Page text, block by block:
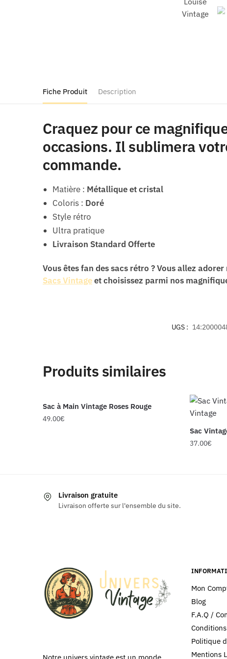
Fiche Produit Description
Craquez pour ce
occasions. Il sublimera
commande.
Matière : Métallique et cristal
Coloris : Doré
Style rétro
Ultra pratique
Livraison Standard Offerte
Vous êtes fan des sacs rétro ? Vous allez
Sacs Vintageet choisissez parmi nos
UGS :
Produits similaires
Sac à Main Vintage Roses Rouge
49.00€
Sac
37.00€
Livraison gratuite
Livraison offerte sur l'ensemble du site.
Mon
Blog
F.A.Q /
Politique
Mentions